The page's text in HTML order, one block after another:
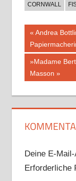
CORNWALL
Vorheriger
Beitrag:
Andrea
Nächster
Beitrag:
»Madame
Masson
Deine E-
Erforderliche